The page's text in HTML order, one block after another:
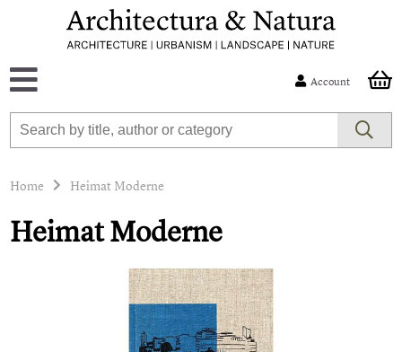
Account
Home Heimat Moderne
Heimat Moderne